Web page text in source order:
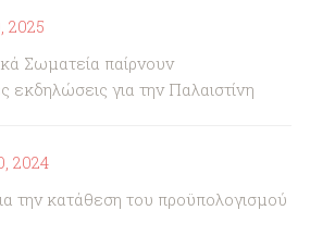
2025
Σωματεία παίρνουν
εκδηλώσεις για την Παλαιστίνη
2024
την κατάθεση του προϋπολογισμού